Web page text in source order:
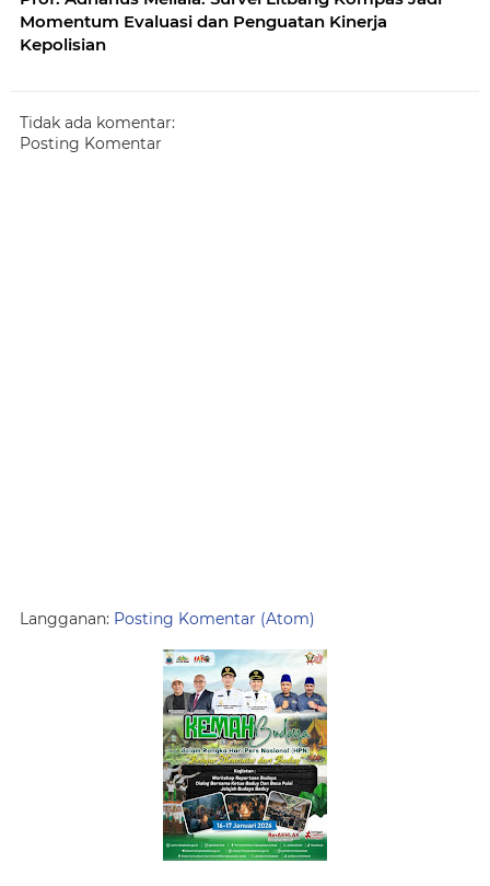
Momentum Evaluasi dan Penguatan Kinerja
Kepolisian
Tidak ada komentar:
Posting Komentar
Langganan: Posting Komentar (Atom)